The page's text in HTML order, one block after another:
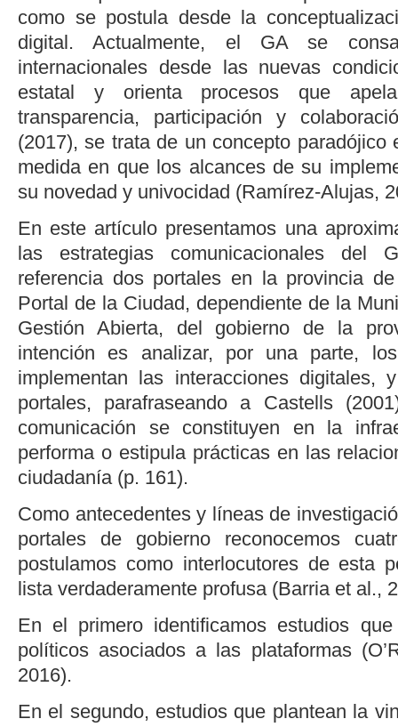
como se postula desde la
digital. Actualmente, el GA se
internacionales desde las nuevas
estatal y orienta procesos que
transparencia, participación y
(2017), se trata de un concepto paradójico
medida en que los alcances de su
su novedad y univocidad (Ramírez-Alujas,
En este artículo presentamos una
las estrategias comunicacionales del
referencia dos portales en la provincia
Portal de la Ciudad, dependiente de la
Gestión Abierta, del gobierno de la
intención es analizar, por una parte,
implementan las interacciones
portales, parafraseando a Castells
comunicación se constituyen en la
performa o estipula prácticas en las
ciudadanía (p. 161).
Como antecedentes y líneas de
portales de gobierno reconocemos
postulamos como interlocutores de esta
lista verdaderamente profusa (Barria et al.,
En el primero identificamos estudios
políticos asociados a las plataformas (
2016).
En el segundo, estudios que plantean la